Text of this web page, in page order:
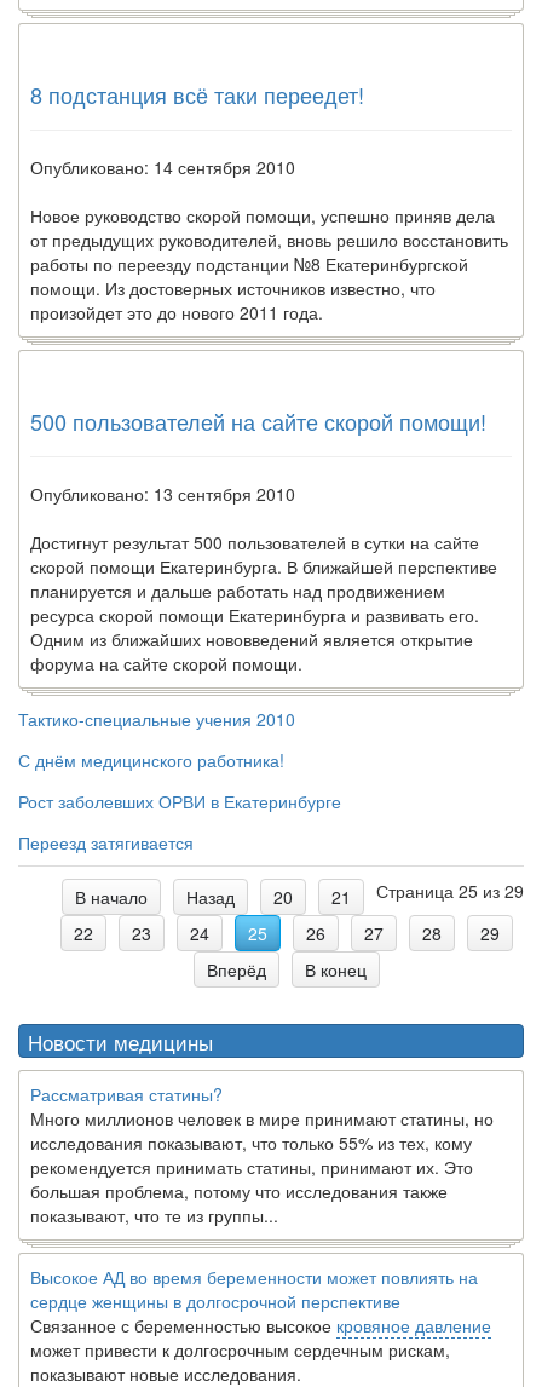
8 подстанция всё таки переедет!
Опубликовано: 14 сентября 2010
Новое руководство скорой помощи, успешно приняв дела
от предыдущих руководителей, вновь решило восстановить
работы по переезду подстанции №8 Екатеринбургской
помощи. Из достоверных источников известно, что
произойдет это до нового 2011 года.
500 пользователей на сайте скорой помощи!
Опубликовано: 13 сентября 2010
Достигнут результат 500 пользователей в сутки на сайте
скорой помощи Екатеринбурга. В ближайшей перспективе
планируется и дальше работать над продвижением
ресурса скорой помощи Екатеринбурга и развивать его.
Одним из ближайших нововведений является открытие
форума на сайте скорой помощи.
Тактико-специальные учения 2010
С днём медицинского работника!
Рост заболевших ОРВИ в Екатеринбурге
Переезд затягивается
Страница 25 из 29
В начало Назад 20
21
22
23 24 25 26 27 28
29
Вперёд
В конец
Новости медицины
Рассматривая статины?
Много миллионов человек в мире принимают статины, но
исследования показывают, что только 55% из тех, кому
рекомендуется принимать статины, принимают их. Это
большая проблема, потому что исследования также
показывают, что те из группы...
Высокое АД во время беременности может повлиять на
сердце женщины в долгосрочной перспективе
Связанное с беременностью высокое кровяное давление
может привести к долгосрочным сердечным рискам,
показывают новые исследования.